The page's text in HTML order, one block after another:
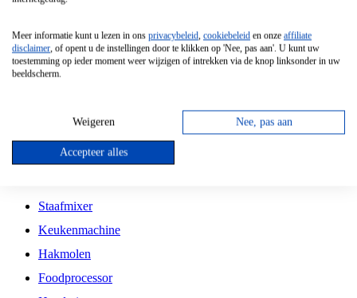
Vrijstaande Magnetron
Vrijstaande Kookplaat
Inbouw Gaskookplaat
Inbouw Keramische Kookplaat
Kookplaat Accessoires
Staafmixer
Keukenmachine
Hakmolen
Foodprocessor
Meer informatie kunt u lezen in ons privacybeleid, cookiebeleid en onze affiliate
disclaimer, of opent u de instellingen door te klikken op 'Nee, pas aan'. U kunt uw
toestemming op ieder moment weer wijzigen of intrekken via de knop linksonder in uw
beeldscherm.
Weigeren Nee, pas aan
Accepteer alles